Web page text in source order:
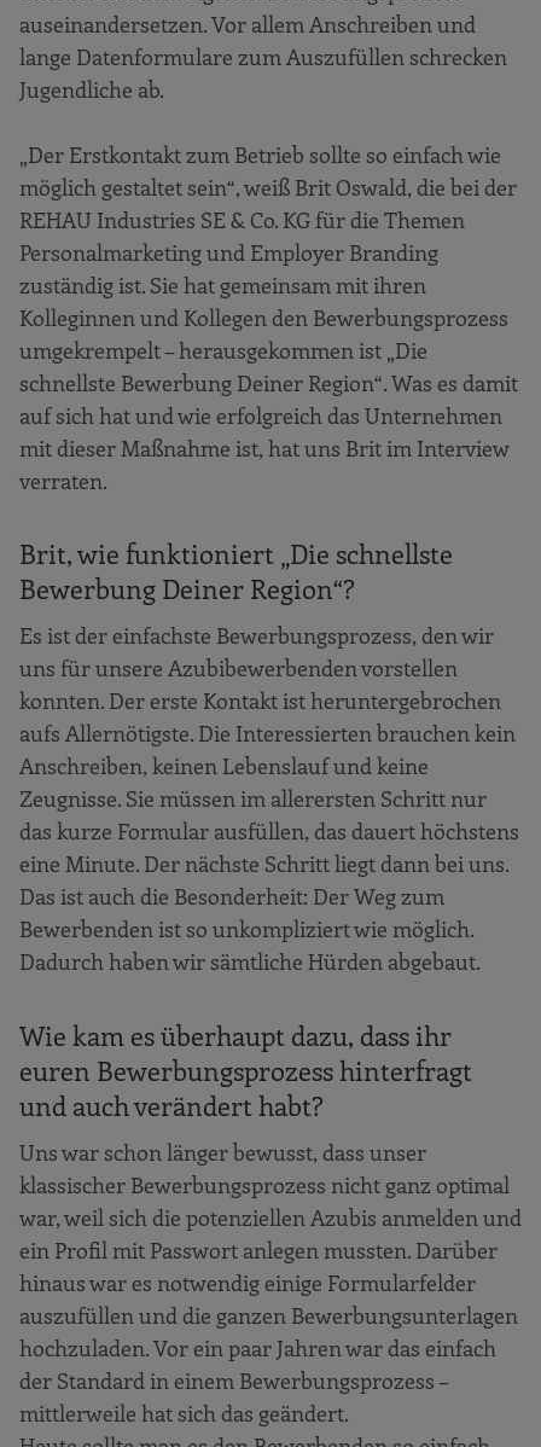
auseinandersetzen. Vor allem Anschreiben und
lange Datenformulare zum Auszufüllen schrecken
Jugendliche ab.
„Der Erstkontakt zum Betrieb sollte so einfach wie
möglich gestaltet sein“, weiß Brit Oswald, die bei der
REHAU Industries SE & Co. KG für die Themen
Personalmarketing und Employer Branding
zuständig ist. Sie hat gemeinsam mit ihren
Kolleginnen und Kollegen den Bewerbungsprozess
umgekrempelt – herausgekommen ist „Die
schnellste Bewerbung Deiner Region“. Was es damit
auf sich hat und wie erfolgreich das Unternehmen
mit dieser Maßnahme ist, hat uns Brit im Interview
verraten.
Brit, wie funktioniert „Die schnellste
Bewerbung Deiner Region“?
Es ist der einfachste Bewerbungsprozess, den wir
uns für unsere Azubibewerbenden vorstellen
konnten. Der erste Kontakt ist heruntergebrochen
aufs Allernötigste. Die Interessierten brauchen kein
Anschreiben, keinen Lebenslauf und keine
Zeugnisse. Sie müssen im allerersten Schritt nur
das kurze Formular ausfüllen, das dauert höchstens
eine Minute. Der nächste Schritt liegt dann bei uns.
Das ist auch die Besonderheit: Der Weg zum
Bewerbenden ist so unkompliziert wie möglich.
Dadurch haben wir sämtliche Hürden abgebaut.
Wie kam es überhaupt dazu, dass ihr
euren Bewerbungsprozess hinterfragt
und auch verändert habt?
Uns war schon länger bewusst, dass unser
klassischer Bewerbungsprozess nicht ganz optimal
war, weil sich die potenziellen Azubis anmelden und
ein Profil mit Passwort anlegen mussten. Darüber
hinaus war es notwendig einige Formularfelder
auszufüllen und die ganzen Bewerbungsunterlagen
hochzuladen. Vor ein paar Jahren war das einfach
der Standard in einem Bewerbungsprozess –
mittlerweile hat sich das geändert.